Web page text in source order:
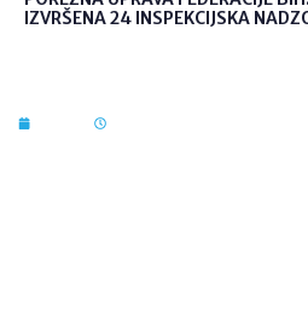
IZVRŠENA 24 INSPEKCIJSKA